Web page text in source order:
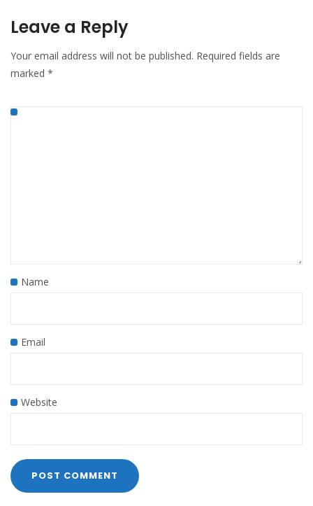
Leave a Reply
Your email address will not be published. Required fields are
marked *
Name
Email
Website